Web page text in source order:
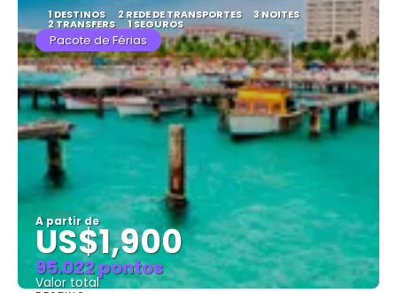
1 DESTINOS 2 REDE DE TRANSPORTES 3 NOITES
2 TRANSFERS 1 SEGUROS
Pacote de Férias
A partir de
US$1,900
95.022 pontos
Valor total